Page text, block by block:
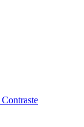
Contraste